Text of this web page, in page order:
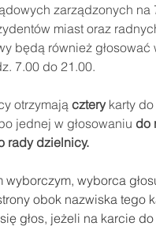
zarządzonych
miast oraz
będą również
7.00 do 21.00.
otrzymają cztery karty
jednej w głosowaniu do
rady dzielnicy.
wyborca
obok nazwiska tego
głos, jeżeli na karcie